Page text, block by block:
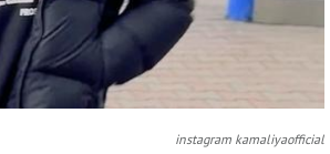
instagram kamaliyaofficial